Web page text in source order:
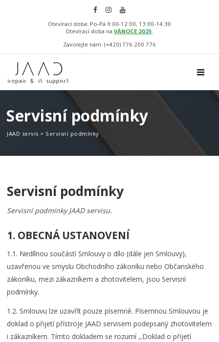
Otevírací doba: Po-Pá 9:00-12:00, 13:00-14:30
Otevírací doba na VÁNOCE 2025
Zavolejte nám: (+420) 776 200 776
Servisní podmínky
JAAD servis > Servisní podmínky
Servisní podmínky
Servisní podmínky JAAD servisu.
1. OBECNÁ USTANOVENÍ
1.1. Nedílnou součástí Smlouvy o dílo (dále jen Smlouvy),
uzavřenou ve smyslu Obchodního zákoníku nebo Občanského
zákoníku, mezi zákazníkem a zhotovitelem, jsou Servisní
podmínky.
1.2. Smlouvu lze uzavřít pouze písemně. Písemnou Smlouvou je
doklad o přijetí přístroje JAAD servisem podepsaný zhotovitelem
i zákazníkem. Tímto dokladem se rozumí ,,Doklad o přijetí